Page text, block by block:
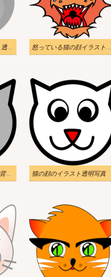
かわいい猫の顔イラスト 透過png 怒っている猫の顔イラスト透明
かわいい猫の顔イラスト背景が透明 猫の顔のイラスト透明写真